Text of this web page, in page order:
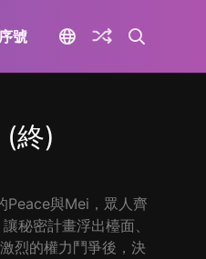
號
(終)
Peace與Mei，眾人齊
秘密計畫浮出檯面、
烈的權力鬥爭後，決